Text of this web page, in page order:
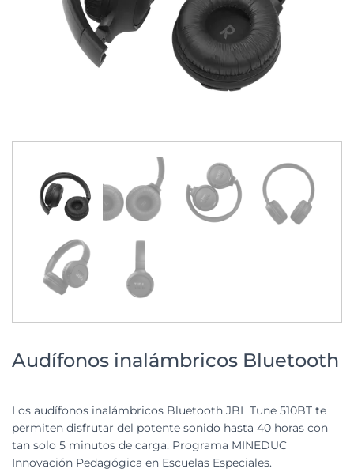
Audífonos inalámbricos Bluetooth
Los audífonos inalámbricos Bluetooth JBL Tune 510BT te
permiten disfrutar del potente sonido hasta 40 horas con
tan solo 5 minutos de carga. Programa MINEDUC
Innovación Pedagógica en Escuelas Especiales.